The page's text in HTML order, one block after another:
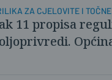
ZA CJELOVITE I
11 propisa